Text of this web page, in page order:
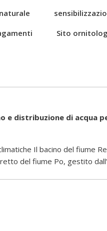
Sito
e distribuzione di acqua
Il bacino del fiume
del fiume Po, gestito